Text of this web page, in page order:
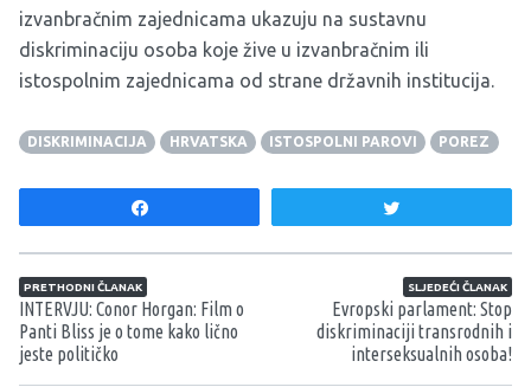
izvanbračnim zajednicama ukazuju na sustavnu
diskriminaciju osoba koje žive u izvanbračnim ili
istospolnim zajednicama od strane državnih institucija.
DISKRIMINACIJA HRVATSKA ISTOSPOLNI PAROVI POREZ
Navigacija članaka
PRETHODNI ČLANAK
INTERVJU: Conor Horgan: Film o
Panti Bliss je o tome kako lično
jeste političko
SLJEDEĆI ČLANAK
Evropski parlament: Stop
diskriminaciji transrodnih i
interseksualnih osoba!